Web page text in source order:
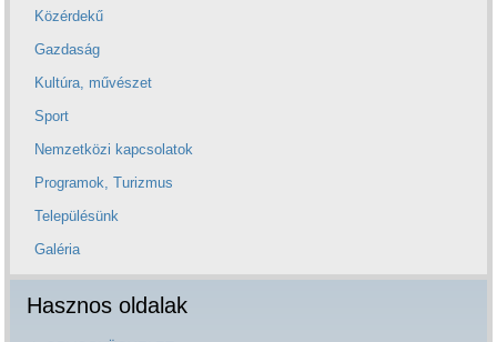
Közérdekű
Gazdaság
Kultúra, művészet
Sport
Nemzetközi kapcsolatok
Programok, Turizmus
Településünk
Galéria
Hasznos oldalak